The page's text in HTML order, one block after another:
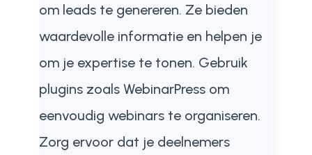
om leads te genereren. Ze bieden
waardevolle informatie en helpen je
om je expertise te tonen. Gebruik
plugins zoals WebinarPress om
eenvoudig webinars te organiseren.
Zorg ervoor dat je deelnemers